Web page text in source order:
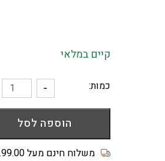
קיים במלאי
כמות:
כמות
של
כרית
סרוגה
בצבע
-
הוספה לסל
משלוח חינם מעל 299.00 ש״ח